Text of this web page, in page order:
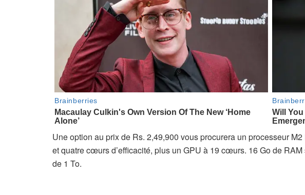
Une option au prix de Rs. 2,49,900 vous procurera un processeur
et quatre cœurs d’efficacité, plus un GPU à 19 cœurs. 16 Go de
de 1 To.